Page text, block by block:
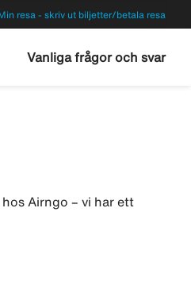
resa - skriv ut biljetter/betala resa
Vanliga frågor och svar
Airngo – vi har ett